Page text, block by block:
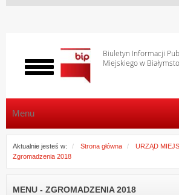
Biuletyn Informacji
Miejskiego w
Włącz
menu
Menu
Aktualnie jesteś w: Strona główna URZĄD
Zgromadzenia 2018
MENU - ZGROMADZENIA 2018